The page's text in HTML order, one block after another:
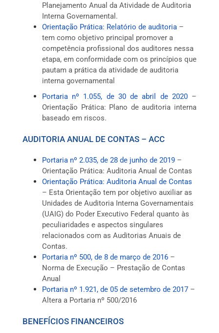
Planejamento Anual da Atividade de Auditoria
Interna Governamental.
Orientação Prática: Relatório de auditoria –
tem como objetivo principal promover a
competência profissional dos auditores nessa
etapa, em conformidade com os princípios que
pautam a prática da atividade de auditoria
interna governamental
Portaria nº 1.055, de 30 de abril de 2020–
Orientação Prática: Plano de auditoria interna
baseado em riscos.
AUDITORIA ANUAL DE CONTAS – ACC
Portaria nº 2.035, de 28 de junho de 2019 –
Orientação Prática: Auditoria Anual de Contas
Orientação Prática: Auditoria Anual de Contas
– Esta Orientação tem por objetivo auxiliar as
Unidades de Auditoria Interna Governamentais
(UAIG) do Poder Executivo Federal quanto às
peculiaridades e aspectos singulares
relacionados com as Auditorias Anuais de
Contas.
Portaria nº 500, de 8 de março de 2016 –
Norma de Execução – Prestação de Contas
Anual
Portaria nº 1.921, de 05 de setembro de 2017 –
Altera a Portaria nº 500/2016
BENEFÍCIOS FINANCEIROS